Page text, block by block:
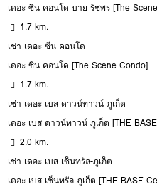
เดอะ ซีน คอนโด บาย รัชพร [The
1.7 km.
เช่า เดอะ ซีน คอนโด
เดอะ ซีน คอนโด [The Scene Condo]
1.7 km.
เช่า เดอะ เบส ดาวน์ทาวน์ ภูเก็ต
เดอะ เบส ดาวน์ทาวน์ ภูเก็ต [THE
2.0 km.
เช่า เดอะ เบส เซ็นทรัล-ภูเก็ต
เดอะ เบส เซ็นทรัล-ภูเก็ต [THE BASE